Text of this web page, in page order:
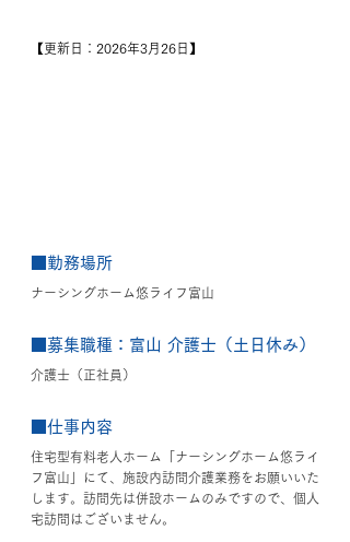
【更新日：2026年3月26日】
■勤務場所
ナーシングホーム悠ライフ富山
■募集職種：富山 介護士（土日休み）
介護士（正社員）
■仕事内容
住宅型有料老人ホーム「ナーシングホーム悠ライ
フ富山」にて、施設内訪問介護業務をお願いいた
します。訪問先は併設ホームのみですので、個人
宅訪問はございません。